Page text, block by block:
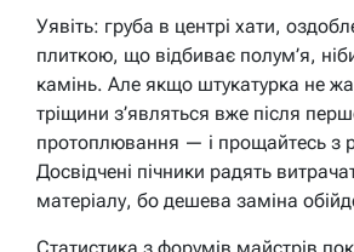
Уявіть: груба в центрі хати,
плиткою, що відбиває полум’я,
камінь. Але якщо штукатурка не
тріщини з’являться вже після
протоплювання — і прощайтесь з
Досвідчені пічники радять
матеріалу, бо дешева заміна